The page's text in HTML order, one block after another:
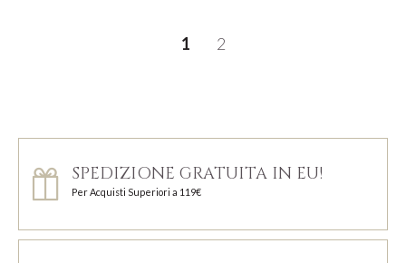
1 2
SPEDIZIONE GRATUITA IN EU!
Per Acquisti Superiori a 119€